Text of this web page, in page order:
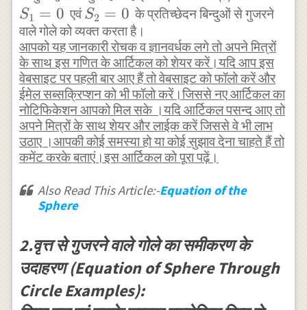
S1 = 0 एवंS_{2}=0
S2 = 0 के प्रतिच्छेदन बिन्दुओं से गुजरने
वाले गोले को व्यक्त करता है।
आपको यह जानकारी रोचक व ज्ञानवर्धक लगे तो अपने मित्रों
के साथ इस गणित के आर्टिकल को शेयर करें।यदि आप इस
वेबसाइट पर पहली बार आए हैं तो वेबसाइट को फॉलो करें और
ईमेल सब्सक्रिप्शन को भी फॉलो करें।जिससे नए आर्टिकल का
नोटिफिकेशन आपको मिल सके ।यदि आर्टिकल पसन्द आए तो
अपने मित्रों के साथ शेयर और लाईक करें जिससे वे भी लाभ
उठाए ।आपकी कोई समस्या हो या कोई सुझाव देना चाहते हैं तो
कमेंट करके बताएं।इस आर्टिकल को पूरा पढ़ें।
Also Read This Article:-Equation of the
Sphere
2.वृत्त से गुजरने वाले गोले का समीकरण के
उदाहरण (Equation of Sphere Through
Circle Examples):